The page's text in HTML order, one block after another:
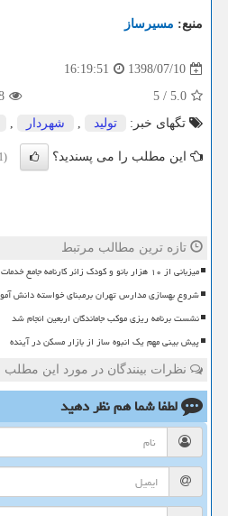
منبع: مسیرساز
1398/07/10
16:19:51
5.0
/
5
تگهای خبر:
تولید , شهردار ,
این مطلب را می پسندید؟ (1)
تازه ترین مطالب مرتبط
میزبانی از ۱۰ هزار بانو و کودک زائر کارنامه جامع خدمات قرارگاه زینبیه
شروع بهسازی مدارس تهران برمبنای خواسته دانش
نشست برنامه ریزی موکب جاماندگان اربعین انجام شد
پیش بینی مهم یک انبوه ساز از بازار مسکن در آینده
نظرات بینندگان در مورد این مطلب
لطفا شما همنظر دهید